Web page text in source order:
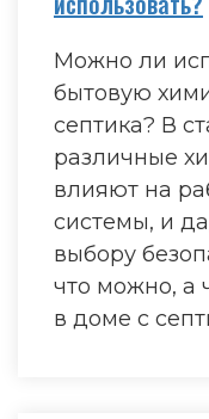
Можно ли
бытовую
септика? В
различные
влияют на
системы, и
выбору
что можно, а
в доме с